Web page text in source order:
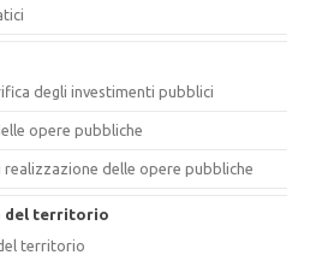
degli investimenti pubblici
opere pubbliche
delle opere pubbliche
del territorio
territorio